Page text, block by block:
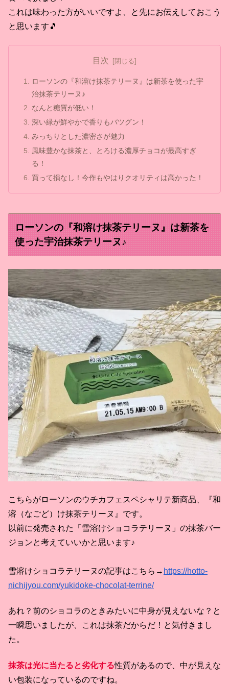
これは味わった方がいいですよ、と先にお伝えしておこう
と思います🎵
目次
ローソンの『和溶け抹茶テリーヌ』は新茶を使った宇
治抹茶テリーヌ♪
なんと糖質が低い！
深い緑が鮮やかで香りもバツグン！
みっちりとした濃密さが魅力
風味豊かな抹茶と、とろける濃厚チョコが最高すぎ
る！
買って損なし！今作もやはりクオリティは高かった！
ローソンの『和溶け抹茶テリーヌ』は新茶を
使った宇治抹茶テリーヌ♪
こちらがローソンのウチカフェスペシャリテ新商品、『和
溶（なごど）け抹茶テリーヌ』です。
以前に発売された「雪溶けショコラテリーヌ」の抹茶バー
ジョンと考えていいかと思います♪
雪溶けショコラテリーヌの記事はこちら→ https://hotto-
nichijyou.com/yukidoke-chocolat-terrine/
あれ？前のショコラのときみたいに中身が見えないな？と
一瞬思いましたが、これは抹茶だからだ！と気付きまし
た。
抹茶は光に当たると劣化する性質があるので、中が見えな
い包装になっているのですね。